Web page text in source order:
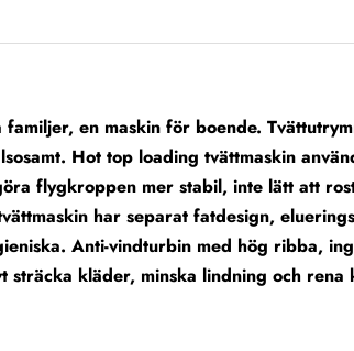
en maskin för boende.
Hot top loading tvättmaskin
flygkroppen mer stabil, inte lätt att
har separat fatdesign,
Anti-vindturbin med hög ribba,
kläder, minska lindning och rena